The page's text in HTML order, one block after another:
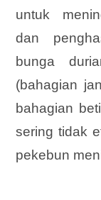
untuk
dan
bunga
(bahagian
bahagian
sering tidak
pekebun